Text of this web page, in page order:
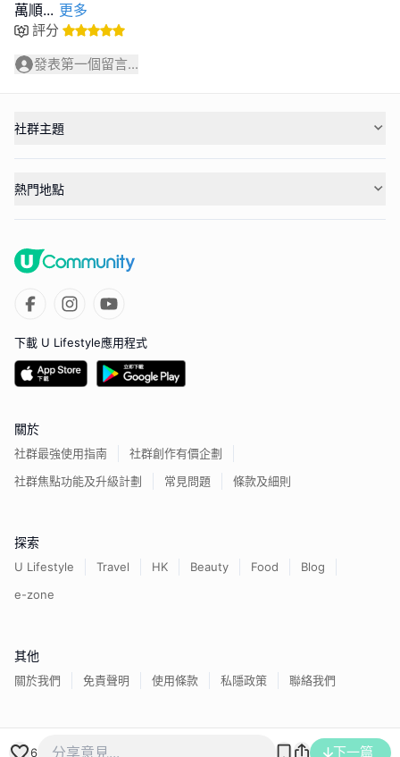
萬順... 更多
評分
發表第一個留言...
6 下一篇
社群主題
熱門地點
下載 U Lifestyle應用程式
關於
社群最強使用指南
社群創作有價企劃
社群焦點功能及升級計劃
常見問題 條款及細則
探索
U Lifestyle Travel HK Beauty Food
Blog
e-zone
其他
關於我們 免責聲明 使用條款 私隱政策 聯絡我們
香港經濟日報版權所有©